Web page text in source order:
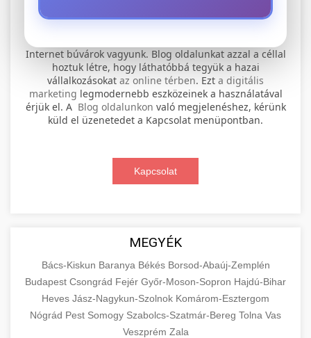
szervíz
+
Professional electric scooter repair and
maintenance services. Expert technicians
provide quality service for all major brands and
Visit Service Center
📊 2. online marketing
ügynökség
+
Comprehensive online marketing services
including SEO, social media management, and
aimarketingugynokseg.hu
digital agency services
🛴 3. legjobb elektromos roller
Compare top models, features, and prices to
View Top Models e-scooter reviews
🔗 4. prémium linképítés
High-quality backlink acquisition services to
boost your website's authority and search
engine rankings. White-hat techniques only.
📦 5. termékek és
szolgáltatások
+
Internet búvárok vagyunk. Blog oldalunkat azzal a céllal
hoztuk létre, hogy láthatóbbá tegyük a hazai
vállalkozásokat az online térben. Ezt a digitális
marketing legmodernebb eszközeinek a használatával
érjük el. A Blog oldalunkon való megjelenéshez, kérünk
küld el üzenetedet a Kapcsolat menüpontban.
Kapcsolat
MEGYÉK
Bács-Kiskun Baranya Békés Borsod-Abaúj-Zemplén
Budapest Csongrád Fejér Győr-Moson-Sopron Hajdú-Bihar
Heves Jász-Nagykun-Szolnok Komárom-Esztergom
Nógrád Pest Somogy Szabolcs-Szatmár-Bereg Tolna Vas
Veszprém Zala